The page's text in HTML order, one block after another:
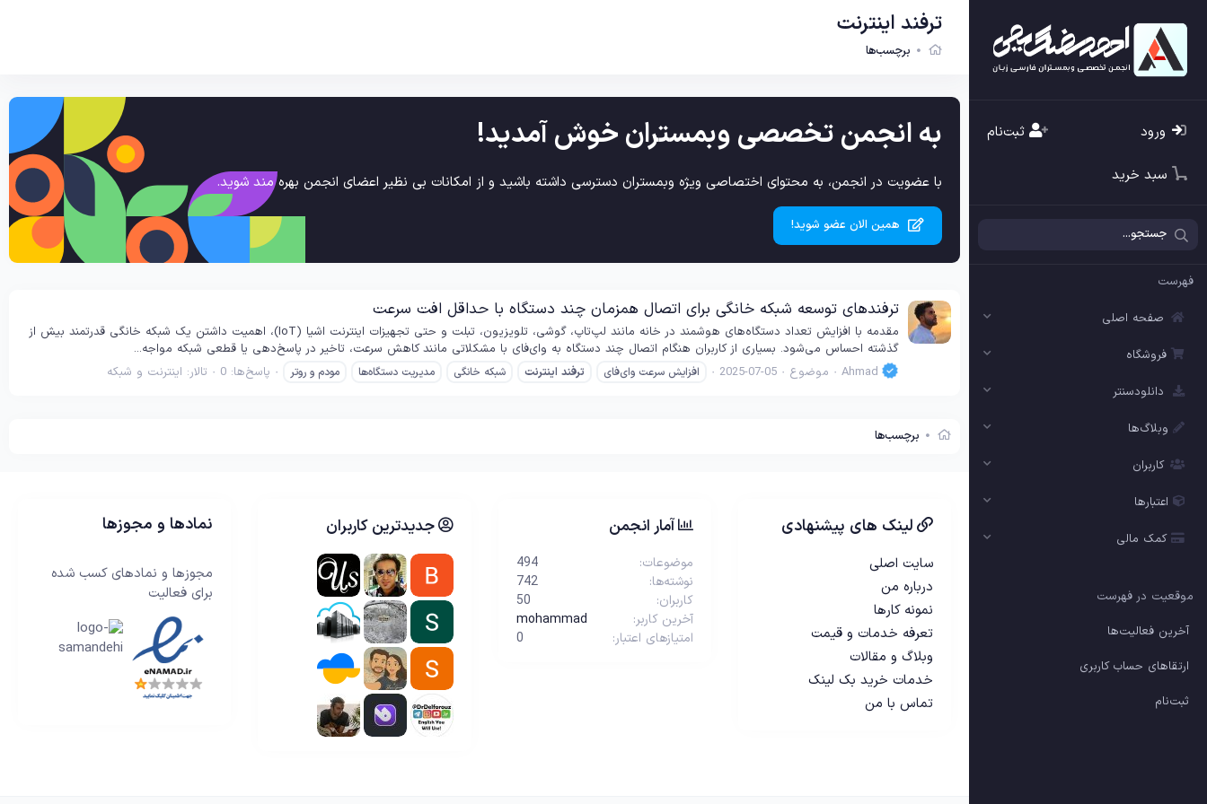
ورود ثبت‌نام
سبد خرید
فهرست
صفحه اصلی
فروشگاه
دانلودسنتر
وبلاگ‌ها
کاربران
اعتبارها
کمک مالی
موقعیت در فهرست
آخرین فعالیت‌ها
ارتقاهای حساب کاربری
ثبت‌نام
ترفند اینترنت
برچسب‌ها
به انجمن تخصصی وبمستران خوش آمدید!
با عضویت در انجمن، به محتوای اختصاصی ویژه وبمستران دسترسی داشته باشید و از امکانات بی نظیر اعضای انجمن بهره مند شوید.
همین الان عضو شوید!
ترفندهای توسعه شبکه خانگی برای اتصال همزمان چند دستگاه با حداقل افت سرعت
مقدمه با افزایش تعداد دستگاه‌های هوشمند در خانه مانند لپ‌تاپ، گوشی، تلویزیون، تبلت و حتی تجهیزات اینترنت اشیا (IoT)، اهمیت داشتن یک شبکه خانگی قدرتمند بیش از
گذشته احساس می‌شود. بسیاری از کاربران هنگام اتصال چند دستگاه به وای‌فای با مشکلاتی مانند کاهش سرعت، تاخیر در پاسخ‌دهی یا قطعی شبکه مواجه...
Ahmad
موضوع 2025-07-05 افزایش سرعت وای‌فای ترفند اینترنت شبکه خانگی مدیریت دستگاه‌ها مودم و روتر پاسخ‌ها: 0 تالار: اینترنت و شبکه
برچسب‌ها
لینک های پیشنهادی
سایت اصلی
درباره من
نمونه کارها
تعرفه خدمات و قیمت
وبلاگ و مقالات
خدمات خرید بک لینک
تماس با من
آمار انجمن
موضوعات
494
نوشته‌ها
742
کاربران
50
آخرین کاربر
mohammad
امتیازهای اعتبار
0
جدیدترین کاربران نمادها و مجوزها
مجوزها و نمادهای کسب شده
برای فعالیت